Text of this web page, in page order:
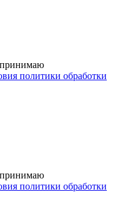
политики обработки
политики обработки